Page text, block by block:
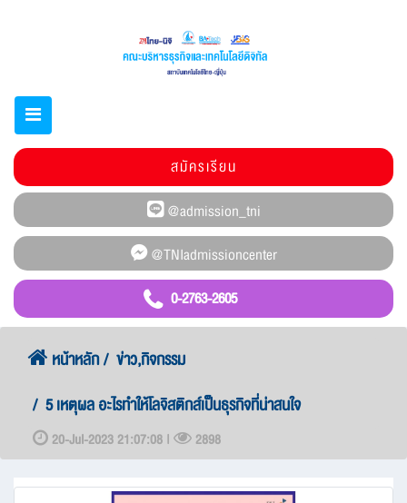
0-2763-2605
สมัครเรียน
หน้าหลัก
ข่าว,กิจกรรม
5 เหตุผล อะไรทำให้โลจิสติกส์เป็นธุรกิจที่น่าสนใจ
20-Jul-2023 21:07:08 | 2898